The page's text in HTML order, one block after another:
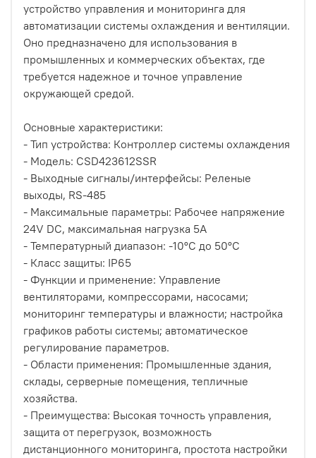
устройство управления и мониторинга для
автоматизации системы охлаждения и вентиляции.
Оно предназначено для использования в
промышленных и коммерческих объектах, где
требуется надежное и точное управление
окружающей средой.
Основные характеристики:
- Тип устройства: Контроллер системы охлаждения
- Модель: CSD423612SSR
- Выходные сигналы/интерфейсы: Реленые
выходы, RS-485
- Максимальные параметры: Рабочее напряжение
24V DC, максимальная нагрузка 5A
- Температурный диапазон: -10°C до 50°C
- Класс защиты: IP65
- Функции и применение: Управление
вентиляторами, компрессорами, насосами;
мониторинг температуры и влажности; настройка
графиков работы системы; автоматическое
регулирование параметров.
- Области применения: Промышленные здания,
склады, серверные помещения, тепличные
хозяйства.
- Преимущества: Высокая точность управления,
защита от перегрузок, возможность
дистанционного мониторинга, простота настройки